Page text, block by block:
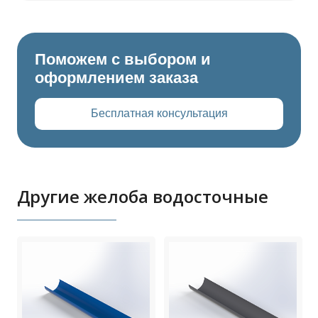
Поможем с выбором и
оформлением заказа
Бесплатная консультация
Другие желоба водосточные